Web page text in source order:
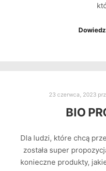
23 czerwca, 2023
BIO
Dla ludzi, które chcą
została super
konieczne produkty,